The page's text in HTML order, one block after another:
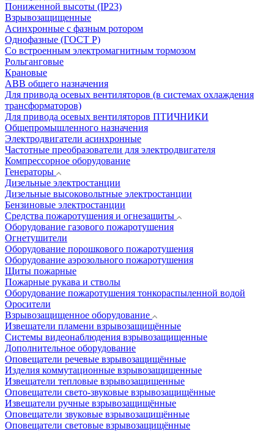
Пониженной высоты (IP23)
Взрывозащищенные
Асинхронные с фазным ротором
Однофазные (ГОСТ Р)
Со встроенным электромагнитным тормозом
Рольганговые
Крановые
АВВ общего назначения
Для привода осевых вентиляторов (в системах охлаждения
трансформаторов)
Для привода осевых вентиляторов ПТИЧНИКИ
Общепромышленного назначения
Электродвигатели асинхронные
Частотные преобразователи для электродвигателя
Компрессорное оборудование
Генераторы
Дизельные электростанции
Дизельные высоковольтные электростанции
Бензиновые электростанции
Средства пожаротушения и огнезащиты
Оборудование газового пожаротушения
Огнетушители
Оборудование порошкового пожаротушения
Оборудование аэрозольного пожаротушения
Щиты пожарные
Пожарные рукава и стволы
Оборудование пожаротушения тонкораспыленной водой
Оросители
Взрывозащищенное оборудование
Извещатели пламени взрывозащищённые
Системы видеонаблюдения взрывозащищенные
Дополнительное оборудование
Оповещатели речевые взрывозащищённые
Изделия коммутационные взрывозащищенные
Извещатели тепловые взрывозащищенные
Оповещатели свето-звуковые взрывозащищённые
Извещатели ручные взрывозащищённые
Оповещатели звуковые взрывозащищённые
Оповещатели световые взрывозащищённые